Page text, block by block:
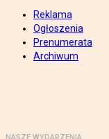
Reklama
Ogłoszenia
Prenumerata
Archiwum